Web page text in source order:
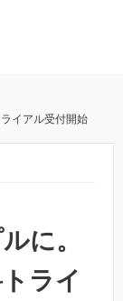
イアル受付開始
に。
ライ